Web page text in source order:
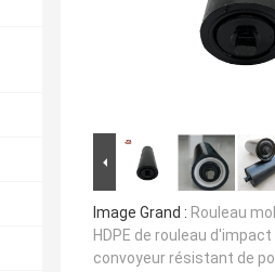
Image Grand : Rouleau
HDPE de rouleau
convoyeur résistant de